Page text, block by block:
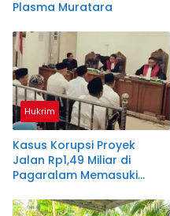
Plasma Muratara
Hukrim
Kasus Korupsi Proyek
Jalan Rp1,49 Miliar di
Pagaralam Memasuki
Terdakwa Dituntut 2,5